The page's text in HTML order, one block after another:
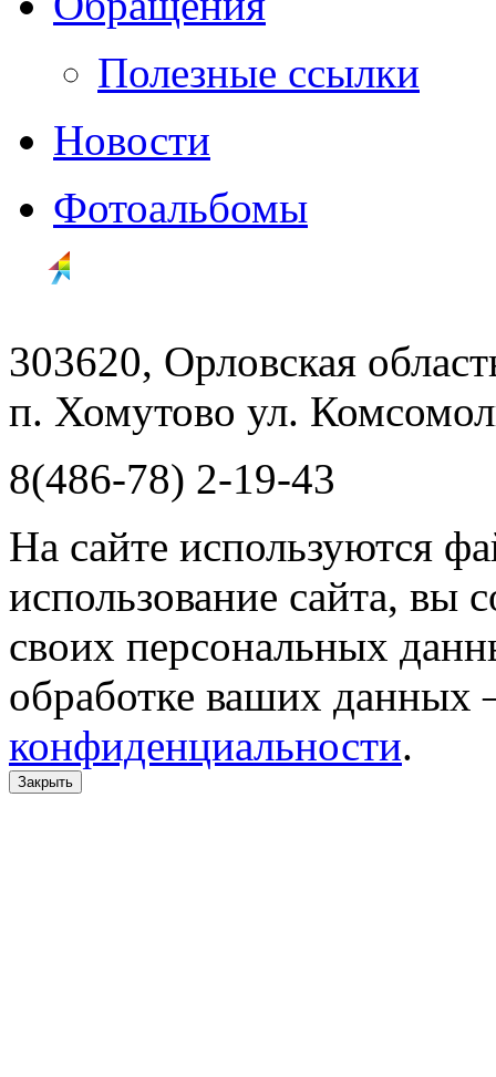
Полезные ссылки
Новости
Фотоальбомы
303620, Орловская
п. Хомутово ул.
8(486-78) 2-19-43
На сайте используются
использование сайта, вы
своих персональных
обработке ваших данных
конфиденциальности.
Закрыть